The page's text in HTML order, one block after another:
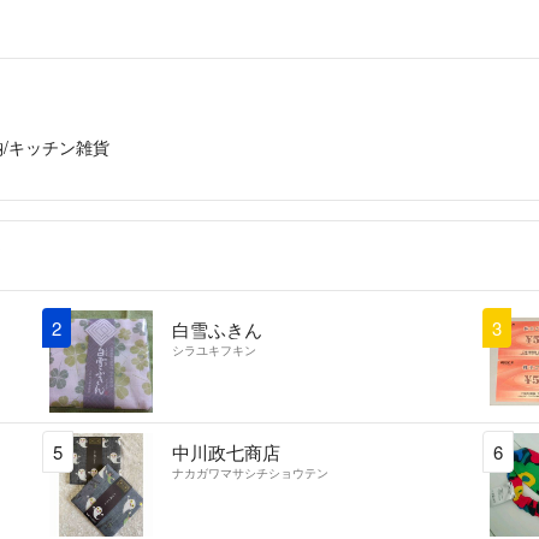
キッチン雑貨
2 白雪ふきん
シラユキフキン
3
5 中川政七商店
ナカガワマサシチショウテン
6